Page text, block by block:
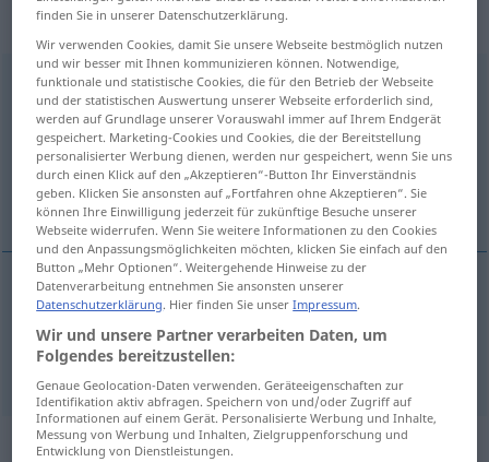
„bemänteln“: transitives Verb
bemäntelnv/t <e̸;sans ge> GEH
Übersicht aller Übersetzungen
(Für mehr Details die Übersetzung anklicken/antippen)
cacher, déguiser
cacher bemänteln
déguiser bemänteln
Synonyme für "bemänteln"
finden Sie in unserer Datenschutzerklärung.
Wir verwenden Cookies, damit Sie unsere Webseite bestmöglich nutzen
und wir besser mit Ihnen kommunizieren können. Notwendige,
funktionale und statistische Cookies, die für den Betrieb der Webseite
und der statistischen Auswertung unserer Webseite erforderlich sind,
werden auf Grundlage unserer Vorauswahl immer auf Ihrem Endgerät
gespeichert. Marketing-Cookies und Cookies, die der Bereitstellung
personalisierter Werbung dienen, werden nur gespeichert, wenn Sie uns
durch einen Klick auf den „Akzeptieren“-Button Ihr Einverständnis
geben. Klicken Sie ansonsten auf „Fortfahren ohne Akzeptieren“. Sie
können Ihre Einwilligung jederzeit für zukünftige Besuche unserer
Webseite widerrufen. Wenn Sie weitere Informationen zu den Cookies
und den Anpassungsmöglichkeiten möchten, klicken Sie einfach auf den
Button „Mehr Optionen“. Weitergehende Hinweise zu der
Datenverarbeitung entnehmen Sie ansonsten unserer
Datenschutzerklärung. Hier finden Sie unserImpressum.
Wir und unsere Partner verarbeiten Daten, um
Folgendes bereitzustellen:
Genaue Geolocation-Daten verwenden. Geräteeigenschaften zur
Identifikation aktiv abfragen. Speichern von und/oder Zugriff auf
Informationen auf einem Gerät. Personalisierte Werbung und Inhalte,
Messung von Werbung und Inhalten, Zielgruppenforschung und
Entwicklung von Dienstleistungen.